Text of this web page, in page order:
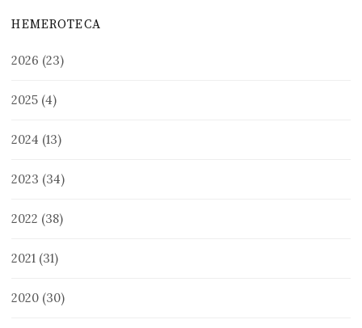
HEMEROTECA
2026 (23)
2025 (4)
2024 (13)
2023 (34)
2022 (38)
2021 (31)
2020 (30)